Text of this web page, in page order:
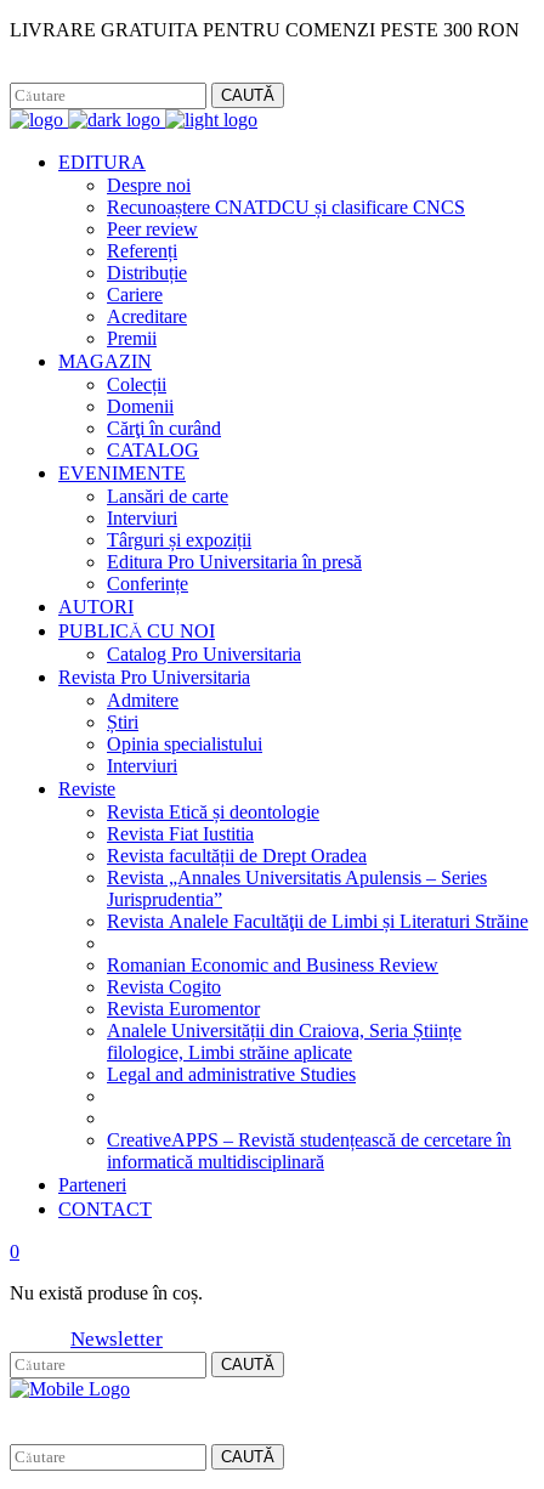
LIVRARE GRATUITA PENTRU COMENZI PESTE 300 RON
CAUTĂ
EDITURA
Despre noi
Recunoaștere CNATDCU și clasificare CNCS
Peer review
Referenți
Distribuție
Cariere
Acreditare
Premii
MAGAZIN
Colecții
Domenii
Cărţi în curând
CATALOG
EVENIMENTE
Lansări de carte
Interviuri
Târguri și expoziții
Editura Pro Universitaria în presă
Conferințe
AUTORI
PUBLICĂ CU NOI
Catalog Pro Universitaria
Revista Pro Universitaria
Admitere
Știri
Opinia specialistului
Interviuri
Reviste
Revista Etică și deontologie
Revista Fiat Iustitia
Revista facultății de Drept Oradea
Revista „Annales Universitatis Apulensis – Series
Jurisprudentia”
Revista Analele Facultăţii de Limbi și Literaturi Străine
Romanian Economic and Business Review
Revista Cogito
Revista Euromentor
Analele Universității din Craiova, Seria Științe
filologice, Limbi străine aplicate
Legal and administrative Studies
CreativeAPPS – Revistă studențească de cercetare în
informatică multidisciplinară
Parteneri
CONTACT
0
Nu există produse în coș.
Newsletter
CAUTĂ
CAUTĂ